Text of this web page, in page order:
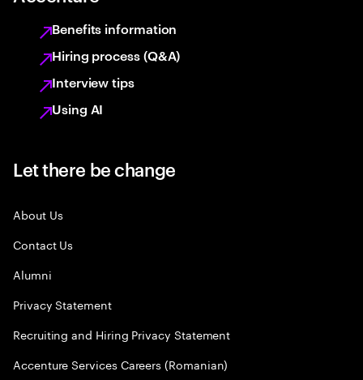
Benefits information
Hiring process (Q&A)
Interview tips
Using AI
Let there be change
About Us
Contact Us
Alumni
Privacy Statement
Recruiting and Hiring Privacy Statement
Accenture Services Careers (Romanian)